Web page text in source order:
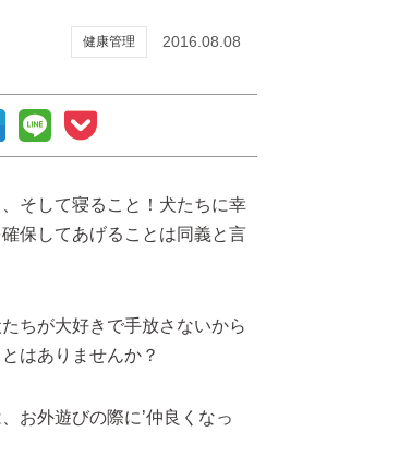
健康管理 2016.08.08
そして寝ること！犬たちに幸
保してあげることは同義と言
ちが大好きで手放さないから
はありませんか？
お外遊びの際に’仲良くなっ